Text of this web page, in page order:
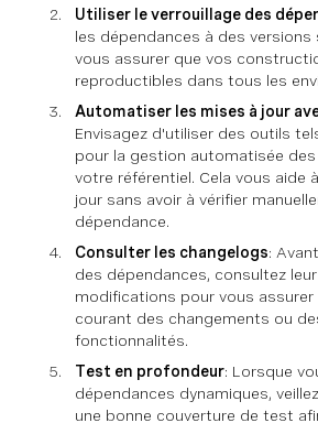
Utiliser le verrouillage des
les dépendances à des
vous assurer que vos
reproductibles dans tous les
Automatiser les mises à jour
Envisagez d'utiliser des outils
pour la gestion automatisée
votre référentiel. Cela vous aide
jour sans avoir à vérifier
dépendance.
Consulter les changelogs:
des dépendances, consultez
modifications pour vous assurer
courant des changements ou
fonctionnalités.
Test en profondeur: Lorsque
dépendances dynamiques,
une bonne couverture de test